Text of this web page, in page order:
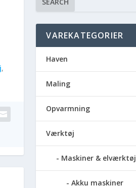
,
VAREKATEGORIER
Haven
Maling
Opvarmning
Værktøj
Maskiner & elværktøj
Akku maskiner